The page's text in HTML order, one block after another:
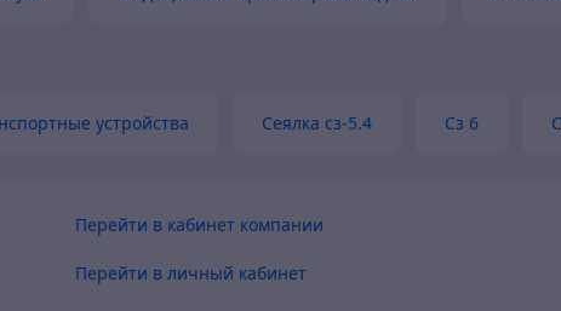
устройства Сеялка сз-5.4 Сз 6
Перейти в кабинет компании
Перейти в личный кабинет